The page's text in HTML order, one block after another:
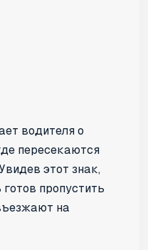
водителя о
пересекаются
этот знак,
пропустить
на